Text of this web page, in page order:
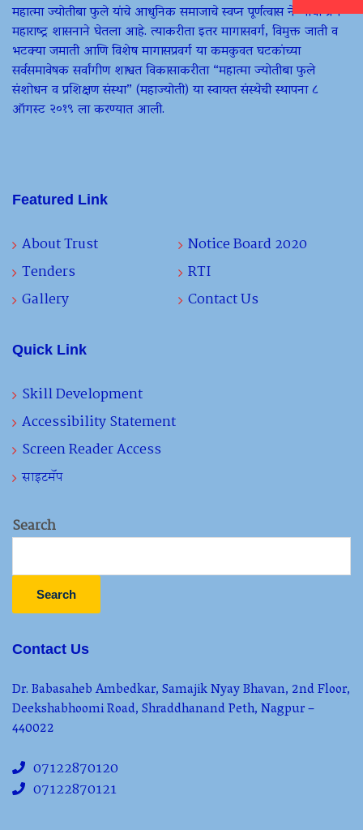
महात्मा ज्योतीबा फुले यांचे आधुनिक समाजाचे स्वप्न पूर्णत्वास नेण्याचा प्रण
महाराष्ट्र शासनाने घेतला आहे. त्याकरीता इतर मागासवर्ग, विमुक्त जाती व
भटक्या जमाती आणि विशेष मागासप्रवर्ग या कमकुवत घटकांच्या
सर्वसमावेषक सर्वांगीण शाश्वत विकासाकरीता “महात्मा ज्योतीबा फुले
संशोधन व प्रशिक्षण संस्था” (महाज्योती) या स्वायत्त संस्थेची स्थापना ८
ऑगस्ट २०१९ ला करण्यात आली.
Featured Link
About Trust
Notice Board 2020
Tenders
RTI
Gallery
Contact Us
Quick Link
Skill Development
Accessibility Statement
Screen Reader Access
साइटमॅप
Search
Search
Contact Us
Dr. Babasaheb Ambedkar, Samajik Nyay Bhavan, 2nd Floor,
Deekshabhoomi Road, Shraddhanand Peth, Nagpur –
440022
07122870120
07122870121